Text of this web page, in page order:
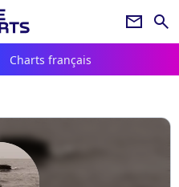
newsletter search
Charts français